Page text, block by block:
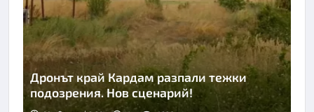
Дронът край Кардам разпали тежки
подозрения. Нов сценарий!